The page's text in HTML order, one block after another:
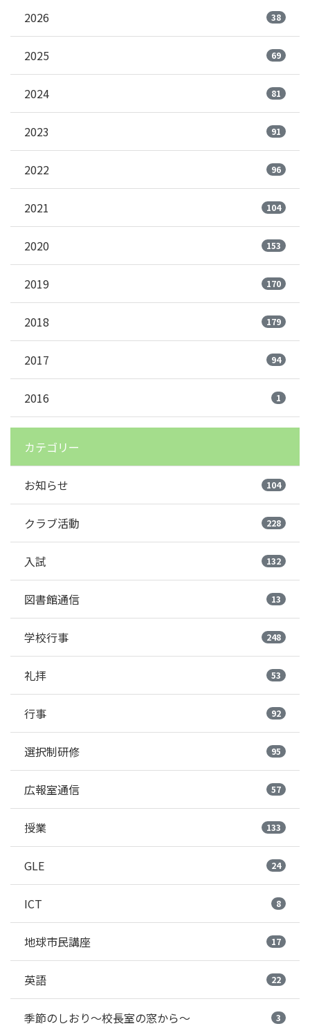
2026 38
2025 69
2024 81
2023 91
2022 96
2021 104
2020 153
2019 170
2018 179
2017 94
2016 1
カテゴリー
お知らせ 104
クラブ活動 228
入試 132
図書館通信 13
学校行事 248
礼拝 53
行事 92
選択制研修 95
広報室通信 57
授業 133
GLE 24
ICT 8
地球市民講座 17
英語 22
季節のしおり～校長室の窓から～ 3